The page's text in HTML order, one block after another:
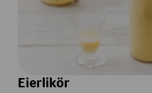
Eierlikör